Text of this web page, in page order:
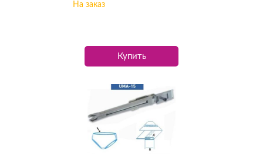
На заказ
Купить